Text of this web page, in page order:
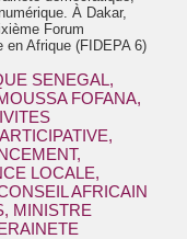
À Dakar,
Forum
Afrique (FIDEPA 6)
SENEGAL,
FOFANA,
,
,
LOCALE,
AFRICAIN
, MINISTRE